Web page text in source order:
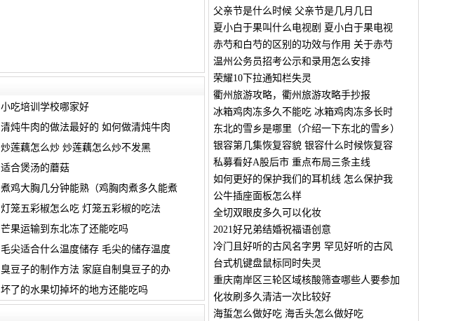
小吃培训学校哪家好
清炖牛肉的做法最好的 如何做清炖牛肉
炒莲藕怎么炒 炒莲藕怎么炒不发黑
适合煲汤的蘑菇
煮鸡大胸几分钟能熟（鸡胸肉煮多久能煮
灯笼五彩椒怎么吃 灯笼五彩椒的吃法
芒果运输到东北冻了还能吃吗
毛尖适合什么温度储存 毛尖的储存温度
臭豆子的制作方法 家庭自制臭豆子的办
坏了的水果切掉坏的地方还能吃吗
父亲节是什么时候 父亲节是几月几日
夏小白于果叫什么电视剧 夏小白于果电视
赤芍和白芍的区别的功效与作用 关于赤芍
温州公务员招考公示和录用怎么安排
荣耀10下拉通知栏失灵
衢州旅游攻略，衢州旅游攻略手抄报
冰箱鸡肉冻多久不能吃 冰箱鸡肉冻多长时
东北的雪乡是哪里（介绍一下东北的雪乡）
银容第几集恢复容貌 银容什么时候恢复容
私募看好A股后市 重点布局三条主线
如何更好的保护我们的耳机线 怎么保护我
公牛插座面板怎么样
全切双眼皮多久可以化妆
2021好兄弟结婚祝福语创意
冷门且好听的古风名字男 罕见好听的古风
台式机键盘鼠标同时失灵
重庆南岸区三轮区域核酸筛查哪些人要参加
化妆刷多久清洁一次比较好
海蜇怎么做好吃 海舌头怎么做好吃